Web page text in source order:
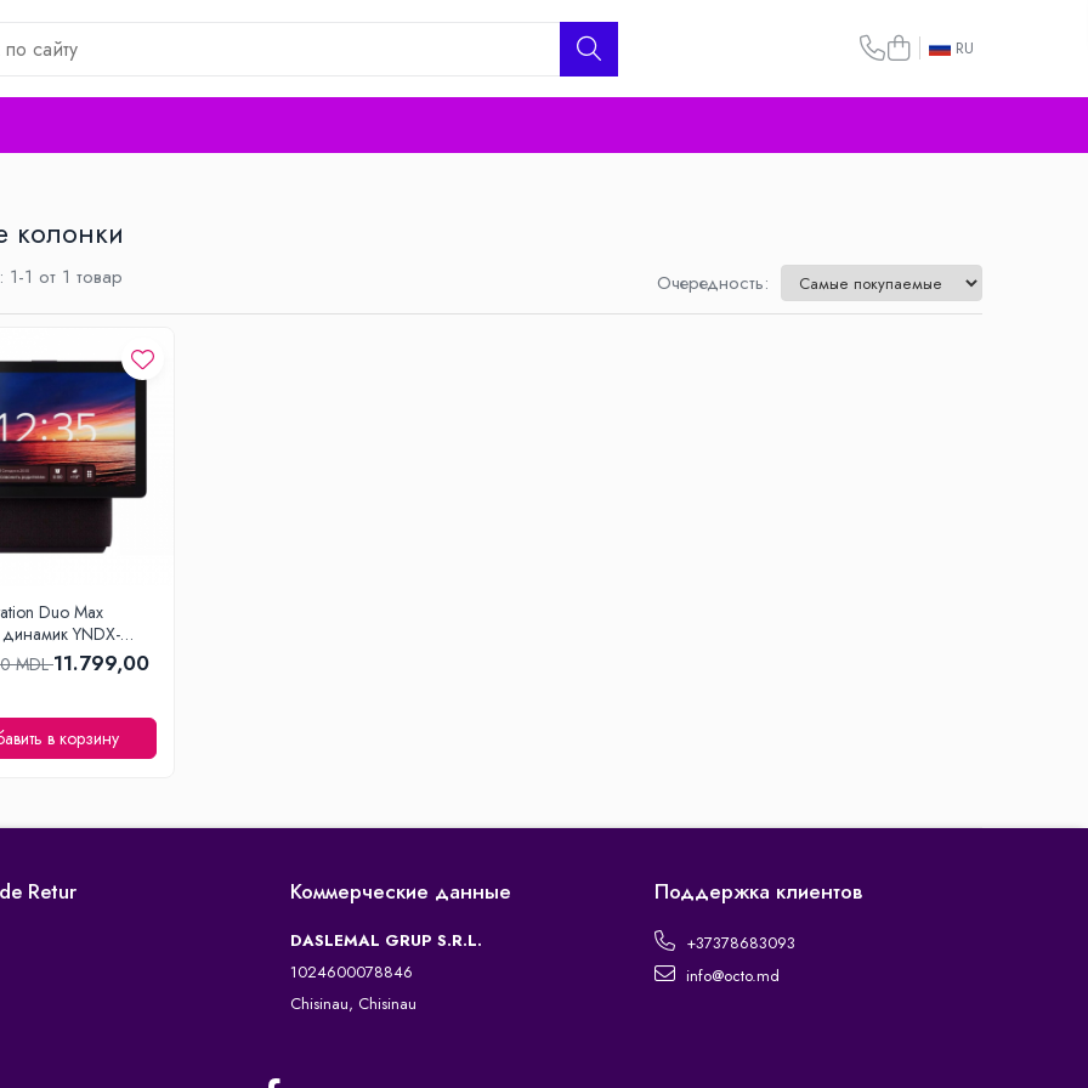
RU
колонки
1-1 от 1 товар Очередность:
Duo Max
YNDX-
Красный
MDL11.799,00
в корзину
Retur
Коммерческие данные
DASLEMAL GRUP S.R.L.
1024600078846
Chisinau, Chisinau
Поддержка клиентов
+37378683093
info@octo.md